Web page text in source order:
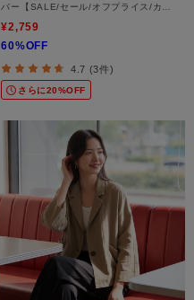
バー【SALE/セール/オフプライス/カジ
ュアル/デイリー/トレンド/通勤】
¥2,759
60%OFF
4.7 (3件)
さらに20%OFF